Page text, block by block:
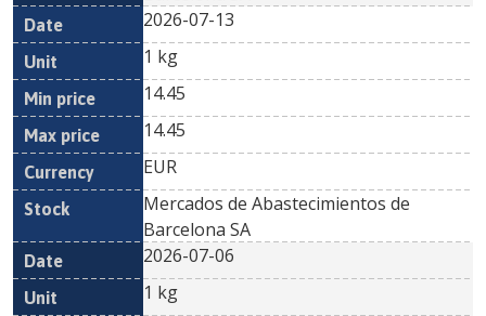
2026-07-13
1 kg
14.45
14.45
EUR
Mercados de Abastecimientos de
Barcelona SA
2026-07-06
1 kg